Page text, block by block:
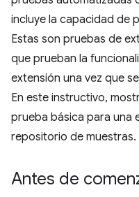
incluye la capacidad de
Estas son pruebas de
que prueban la
extensión una vez que
En este instructivo,
prueba básica para una
repositorio de muestras.
Antes de